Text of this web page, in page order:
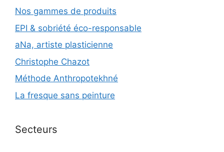
Nos gammes de produits
EPI & sobriété éco-responsable
aNa, artiste plasticienne
Christophe Chazot
Méthode Anthropotekhné
La fresque sans peinture
Secteurs